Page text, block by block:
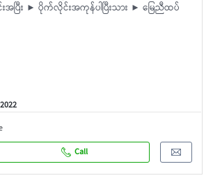
းအပြီး ► ပိုက်လိုင်းအကုန်ပါပြီးသား ► မြေညီထပ်
Call